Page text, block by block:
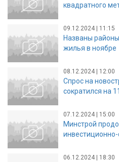
квадратного
09.12.2024 | 11:15
Названы
жилья в ноябре
08.12.2024 | 12:00
Спрос на
сократился на
07.12.2024 | 15:00
Минстрой
инвестиционно-
06.12.2024 | 18:30